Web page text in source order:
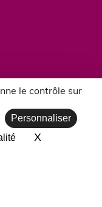
le contrôle sur
Personnaliser
XMasquer le